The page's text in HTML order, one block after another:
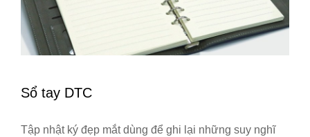
Sổ tay DTC
Tập nhật ký đẹp mắt dùng để ghi lại những suy nghĩ